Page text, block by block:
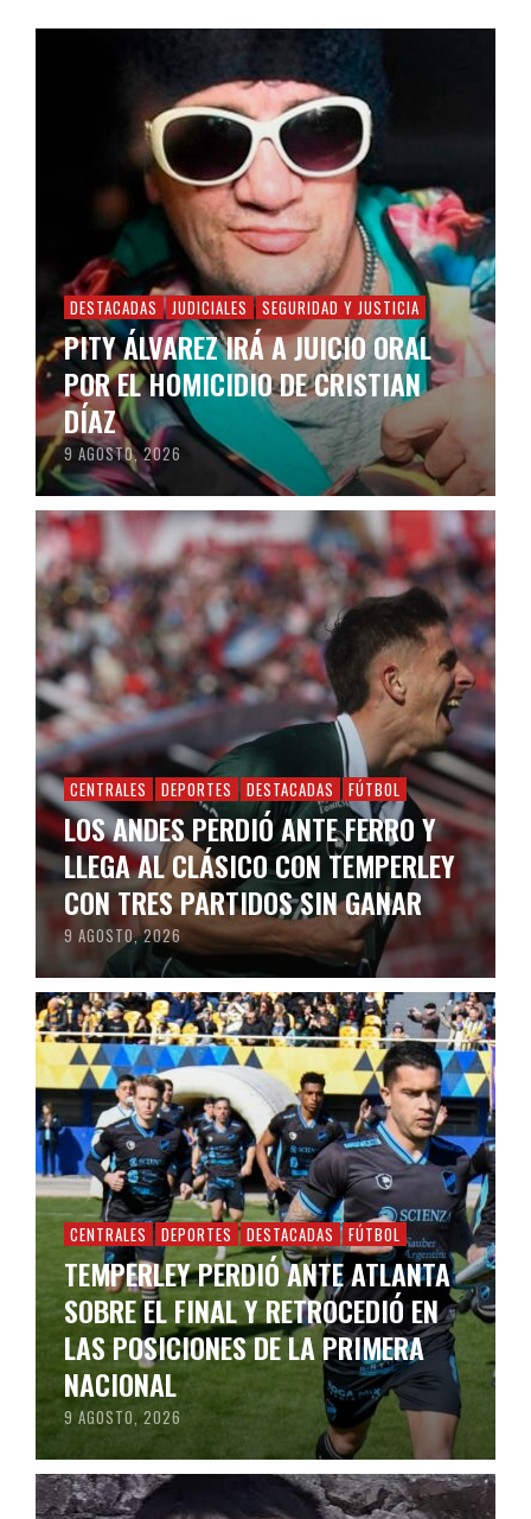
DESTACADAS JUDICIALES SEGURIDAD Y JUSTICIA
PITY ÁLVAREZ IRÁ A JUICIO ORAL
POR EL HOMICIDIO DE CRISTIAN
DÍAZ
9 AGOSTO, 2026
CENTRALES DEPORTES DESTACADAS FÚTBOL
LOS ANDES PERDIÓ ANTE FERRO Y
LLEGA AL CLÁSICO CON TEMPERLEY
CON TRES PARTIDOS SIN GANAR
9 AGOSTO, 2026
CENTRALES DEPORTES DESTACADAS FÚTBOL
TEMPERLEY PERDIÓ ANTE ATLANTA
SOBRE EL FINAL Y RETROCEDIÓ EN
LAS POSICIONES DE LA PRIMERA
NACIONAL
9 AGOSTO, 2026